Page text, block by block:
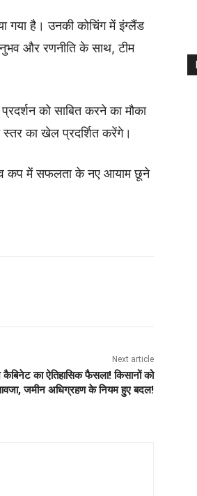
गया है। उनकी कोचिंग में इंग्लैंड
और रणनीति के साथ, टीम
को साबित करने का मौका
स्तर का खेल प्रदर्शित करेंगे।
कप में सफलता के नए आयाम छूने
Next article
का ऐतिहासिक फैसला! किसानों को
जमीन अधिग्रहण के नियम हुए बदल!